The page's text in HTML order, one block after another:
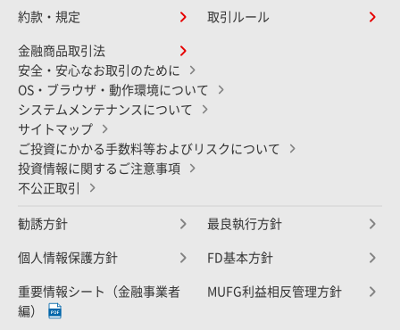
約款・規定 取引ルール
金融商品取引法
安全・安心なお取引のために
OS・ブラウザ・動作環境について
システムメンテナンスについて
サイトマップ
ご投資にかかる手数料等およびリスクについて
投資情報に関するご注意事項
不公正取引
勧誘方針 最良執行方針
個人情報保護方針 FD基本方針
重要情報シート（金融事業者
編）
MUFG利益相反管理方針